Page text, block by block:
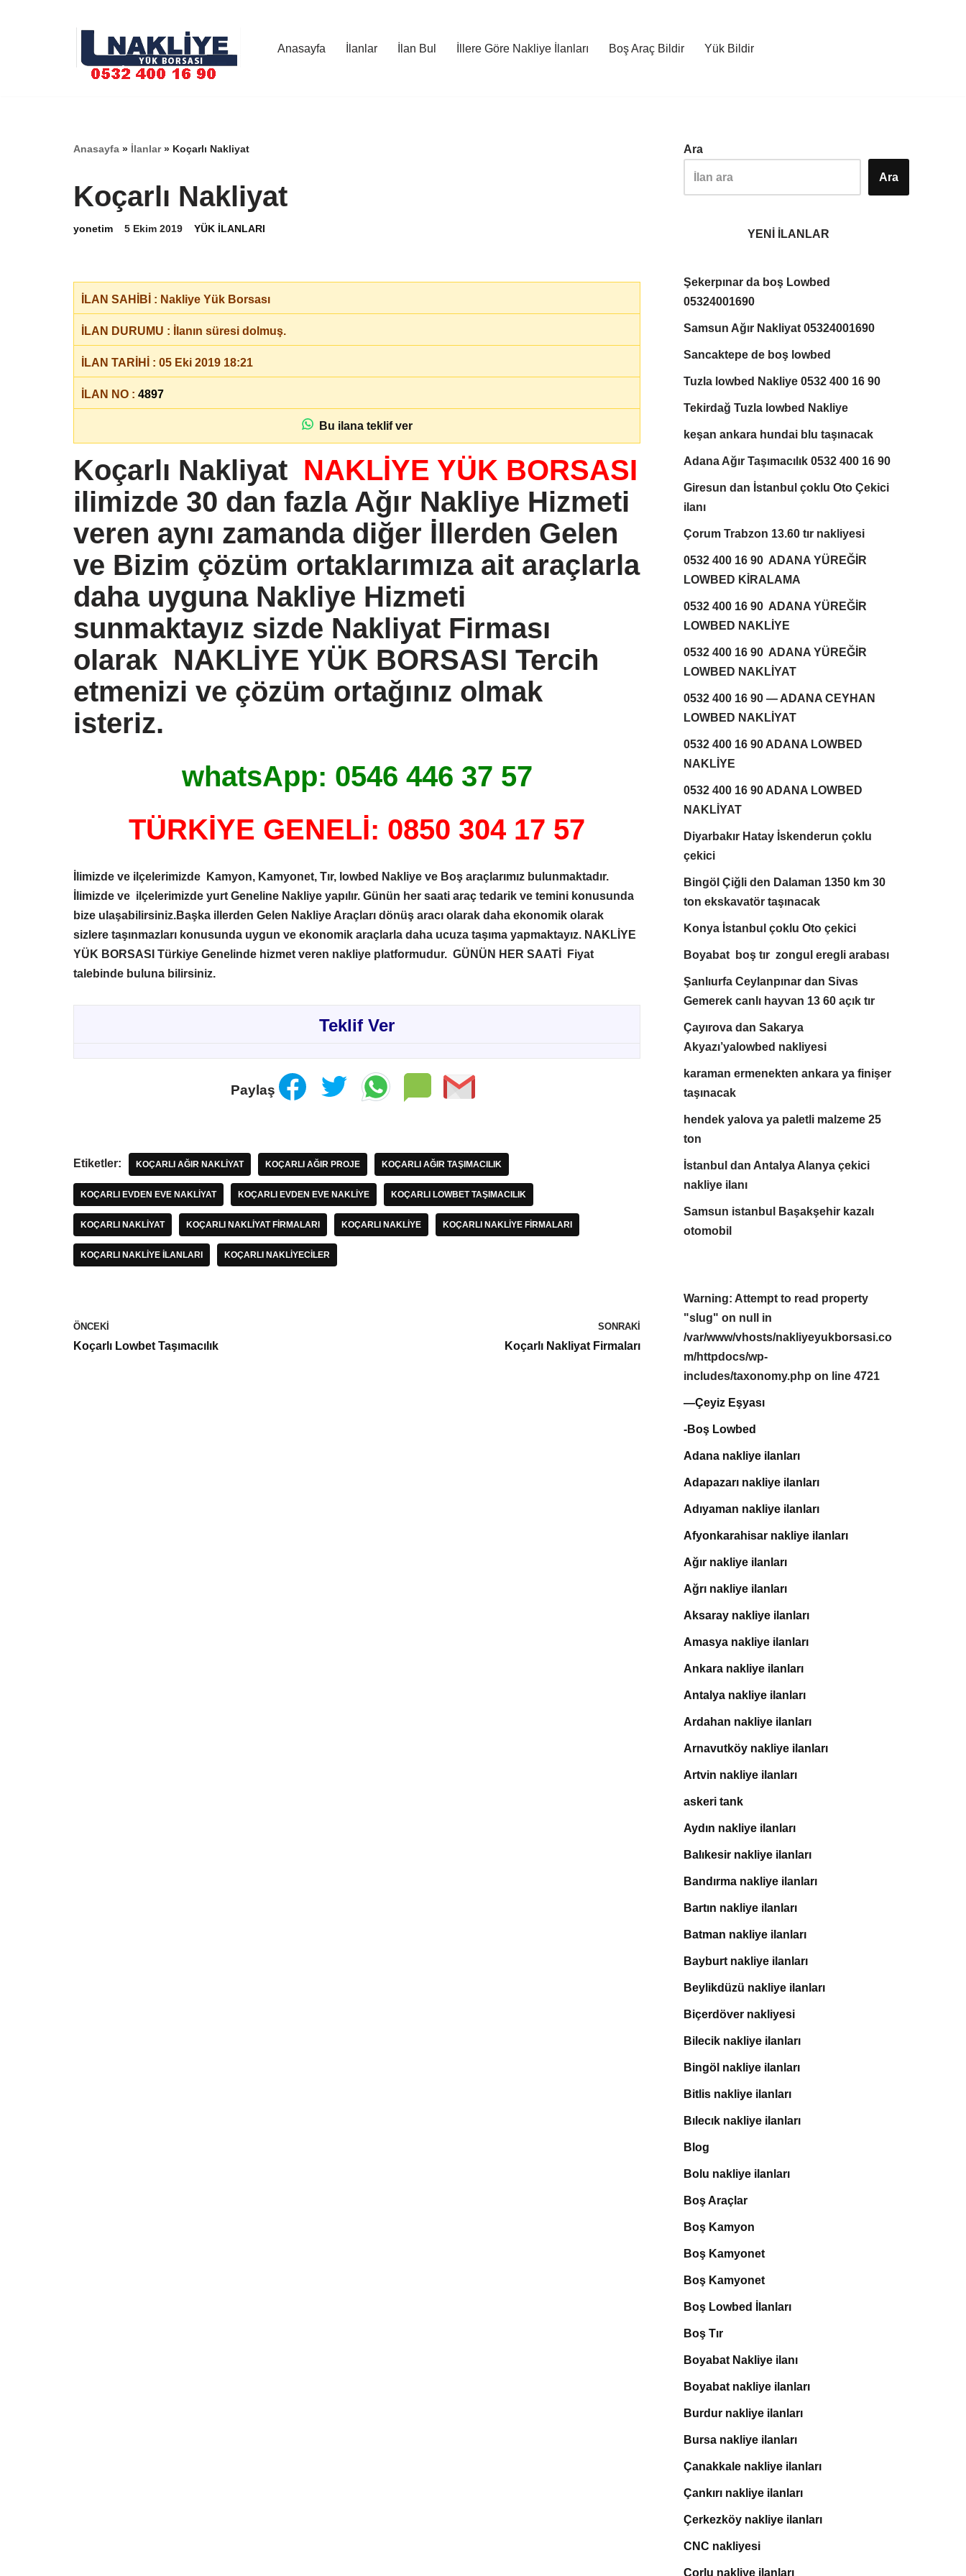
Anasayfa İlanlar İlan Bul İllere Göre Nakliye İlanları Boş Araç Bildir Yük Bildir
Anasayfa » İlanlar» Koçarlı Nakliyat
Koçarlı Nakliyat
yonetim 5 Ekim 2019 YÜK İLANLARI
İLAN SAHİBİ : Nakliye Yük Borsası
İLAN DURUMU : İlanın süresi dolmuş.
İLAN TARİHİ : 05 Eki 2019 18:21
İLAN NO : 4897
Bu ilana teklif ver
Koçarlı Nakliyat NAKLİYE YÜK BORSASI
ilimizde 30 dan fazla Ağır Nakliye Hizmeti
veren aynı zamanda diğer İllerden Gelen
ve Bizim çözüm ortaklarımıza ait araçlarla
daha uyguna Nakliye Hizmeti
sunmaktayız sizde Nakliyat Firması
olarak NAKLİYE YÜK BORSASI Tercih
etmenizi ve çözüm ortağınız olmak
isteriz.
whatsApp: 0546 446 37 57
TÜRKİYE GENELİ: 0850 304 17 57
İlimizde ve ilçelerimizde Kamyon, Kamyonet, Tır, lowbed Nakliye ve Boş araçlarımız bulunmaktadır.
İlimizde ve ilçelerimizde yurt Geneline Nakliye yapılır. Günün her saati araç tedarik ve temini konusunda
bize ulaşabilirsiniz.Başka illerden Gelen Nakliye Araçları dönüş aracı olarak daha ekonomik olarak
sizlere taşınmazları konusunda uygun ve ekonomik araçlarla daha ucuza taşıma yapmaktayız. NAKLİYE
YÜK BORSASI Türkiye Genelinde hizmet veren nakliye platformudur. GÜNÜN HER SAATİ Fiyat
talebinde buluna bilirsiniz.
Teklif Ver
Paylaş
Etiketler: KOÇARLI AĞIR NAKLIYAT KOÇARLI AĞIR PROJE KOÇARLI AĞIR TAŞIMACILIK
KOÇARLI EVDEN EVE NAKLIYAT KOÇARLI EVDEN EVE NAKLIYE KOÇARLI LOWBET TAŞIMACILIK
KOÇARLI NAKLIYAT KOÇARLI NAKLIYAT FIRMALARI KOÇARLI NAKLIYE KOÇARLI NAKLIYE FIRMALARI
KOÇARLI NAKLIYE ILANLARI KOÇARLI NAKLIYECILER
ÖNCEKI
Koçarlı Lowbet Taşımacılık
SONRAKI
Koçarlı Nakliyat Firmaları
Ara
Ara
YENİ İLANLAR
Şekerpınar da boş Lowbed
05324001690
Samsun Ağır Nakliyat 05324001690
Sancaktepe de boş lowbed
Tuzla lowbed Nakliye 0532 400 16 90
Tekirdağ Tuzla lowbed Nakliye
keşan ankara hundai blu taşınacak
Adana Ağır Taşımacılık 0532 400 16 90
Giresun dan İstanbul çoklu Oto Çekici
ilanı
Çorum Trabzon 13.60 tır nakliyesi
0532 400 16 90 ADANA YÜREĞİR
LOWBED KİRALAMA
0532 400 16 90 ADANA YÜREĞİR
LOWBED NAKLİYE
0532 400 16 90 ADANA YÜREĞİR
LOWBED NAKLİYAT
0532 400 16 90 — ADANA CEYHAN
LOWBED NAKLİYAT
0532 400 16 90 ADANA LOWBED
NAKLİYE
0532 400 16 90 ADANA LOWBED
NAKLİYAT
Diyarbakır Hatay İskenderun çoklu
çekici
Bingöl Çiğli den Dalaman 1350 km 30
ton ekskavatör taşınacak
Konya İstanbul çoklu Oto çekici
Boyabat boş tır zongul eregli arabası
Şanlıurfa Ceylanpınar dan Sivas
Gemerek canlı hayvan 13 60 açık tır
Çayırova dan Sakarya
Akyazı’yalowbed nakliyesi
karaman ermenekten ankara ya finişer
taşınacak
hendek yalova ya paletli malzeme 25
ton
İstanbul dan Antalya Alanya çekici
nakliye ilanı
Samsun istanbul Başakşehir kazalı
otomobil
Warning: Attempt to read property
"slug" on null in
/var/www/vhosts/nakliyeyukborsasi.co
m/httpdocs/wp-
includes/taxonomy.php on line 4721
—Çeyiz Eşyası
-Boş Lowbed
Adana nakliye ilanları
Adapazarı nakliye ilanları
Adıyaman nakliye ilanları
Afyonkarahisar nakliye ilanları
Ağır nakliye ilanları
Ağrı nakliye ilanları
Aksaray nakliye ilanları
Amasya nakliye ilanları
Ankara nakliye ilanları
Antalya nakliye ilanları
Ardahan nakliye ilanları
Arnavutköy nakliye ilanları
Artvin nakliye ilanları
askeri tank
Aydın nakliye ilanları
Balıkesir nakliye ilanları
Bandırma nakliye ilanları
Bartın nakliye ilanları
Batman nakliye ilanları
Bayburt nakliye ilanları
Beylikdüzü nakliye ilanları
Biçerdöver nakliyesi
Bilecik nakliye ilanları
Bingöl nakliye ilanları
Bitlis nakliye ilanları
Bılecık nakliye ilanları
Blog
Bolu nakliye ilanları
Boş Araçlar
Boş Kamyon
Boş Kamyonet
Boş Kamyonet
Boş Lowbed İlanları
Boş Tır
Boyabat Nakliye ilanı
Boyabat nakliye ilanları
Burdur nakliye ilanları
Bursa nakliye ilanları
Çanakkale nakliye ilanları
Çankırı nakliye ilanları
Çerkezköy nakliye ilanları
CNC nakliyesi
Çorlu nakliye ilanları